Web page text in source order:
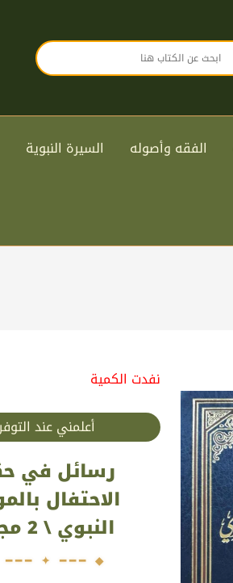
الفقه وأصوله السيرة النبوية
رسائل في
الاحتفال
النبوي \ 2 مجلد
نفدت الكمية
أعلمني عند